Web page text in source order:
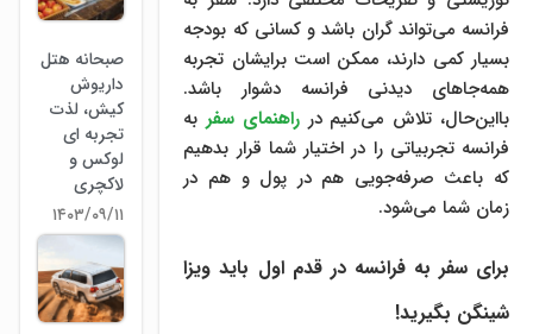
فرانسه می‌تواند گران باشد و کسانی که بودجه
بسیار کمی دارند، ممکن است برایشان تجربه
همه‌جاهای دیدنی فرانسه دشوار باشد.
بااین‌حال، تلاش می‌کنیم درراهنمای سفربه
فرانسه تجربیاتی را در اختیار شما قرار بدهیم
که باعث صرفه‌جویی هم در پول و هم در
زمان شما می‌شود.
برای سفر به فرانسه در قدم اول باید ویزا
شینگن بگیرید!
صبحانه هتل
داریوش
کیش، لذت
تجربه ای
لوکس و
لاکچری
۱۴۰۳/۰۹/۱۱